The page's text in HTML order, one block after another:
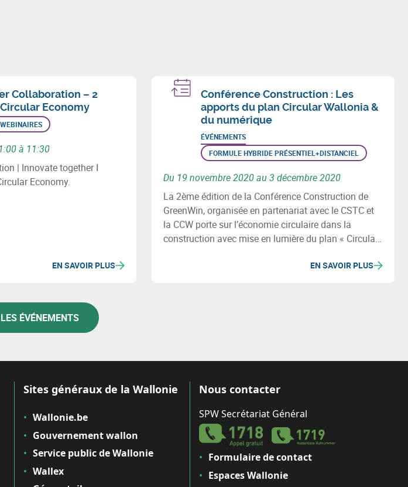
Collaboration – 2
Economy
WEBINAIRES
à 11:30
| Innovate together I
Economy.
EN SAVOIR PLUS
Conférence Construction : Les
apports du plan Circular Wallonia &
du numérique
ÉVÉNEMENTS
FORMULE HYBRIDE PRÉSENTIEL+DISTANCIEL
Du 19 novembre 2020 au 3 décembre 2020
La 2ème édition de la Conférence Construction de
GreenWin, organisée en partenariat avec le CSTC et
la CCW porte sur l’économie circulaire dans la
construction avec mise en lumière du plan « Circular
de l’économie circulaire dans la construction.
EN SAVOIR PLUS
ÉVÉNEMENTS
Sites généraux de la Wallonie
Wallonie.be
Gouvernement wallon
Service public de Wallonie
Wallex
Nous contacter
SPW Secrétariat Général
Formulaire de contact
Espaces Wallonie